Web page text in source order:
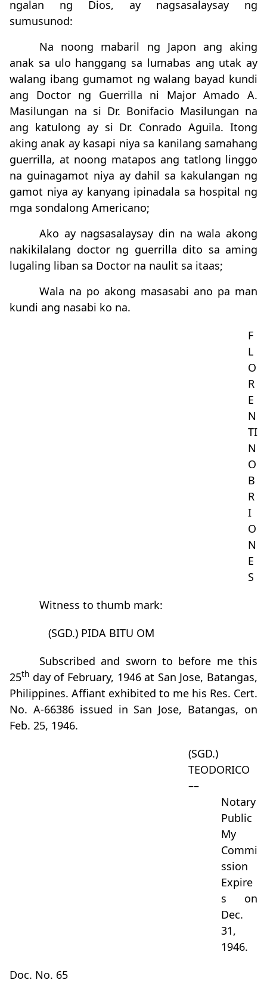
ngalan ng Dios, ay nagsasalaysay ng
sumusunod:
Na noong mabaril ng Japon ang aking
anak sa ulo hanggang sa lumabas ang utak ay
walang ibang gumamot ng walang bayad kundi
ang Doctor ng Guerrilla ni Major Amado A.
Masilungan na si Dr. Bonifacio Masilungan na
ang katulong ay si Dr. Conrado Aguila. Itong
aking anak ay kasapi niya sa kanilang samahang
guerrilla, at noong matapos ang tatlong linggo
na guinagamot niya ay dahil sa kakulangan ng
gamot niya ay kanyang ipinadala sa hospital ng
mga sondalong Americano;
Ako ay nagsasalaysay din na wala akong
nakikilalang doctor ng guerrilla dito sa aming
lugaling liban sa Doctor na naulit sa itaas;
Wala na po akong masasabi ano pa man
kundi ang nasabi ko na.
F
L
O
R
E
N
TI
N
O
B
R
I
O
N
E
S
Witness to thumb mark:
(SGD.) PIDA BITU OM
Subscribed and sworn to before me this
25th day of February, 1946 at San Jose, Batangas,
Philippines. Affiant exhibited to me his Res. Cert.
No. A-66386 issued in San Jose, Batangas, on
Feb. 25, 1946.
(SGD.)
TEODORICO
––
Notary
Public
My
Commi
ssion
Expire
s on
Dec.
31,
1946.
Doc. No. 65